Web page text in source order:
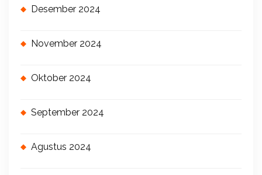
Desember 2024
November 2024
Oktober 2024
September 2024
Agustus 2024